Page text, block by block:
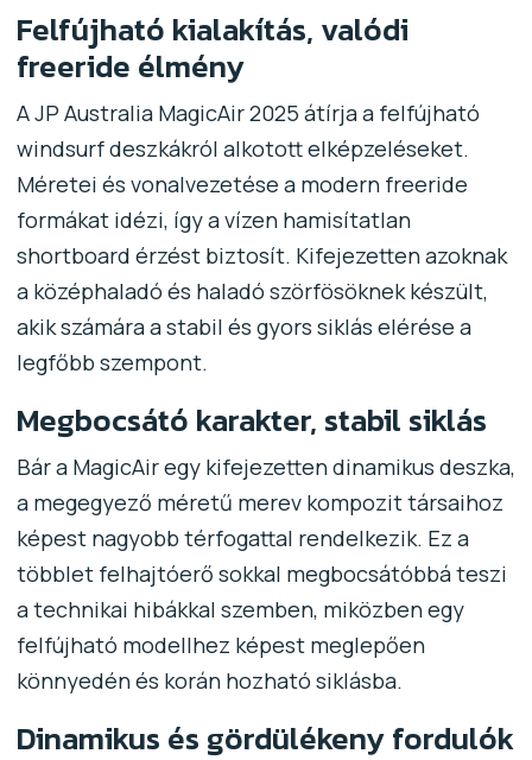
Felfújható kialakítás, valódi
freeride élmény
A JP Australia MagicAir 2025 átírja a felfújható
windsurf deszkákról alkotott elképzeléseket.
Méretei és vonalvezetése a modern freeride
formákat idézi, így a vízen hamisítatlan
shortboard érzést biztosít. Kifejezetten azoknak
a középhaladó és haladó szörfösöknek készült,
akik számára a stabil és gyors siklás elérése a
legfőbb szempont.
Megbocsátó karakter, stabil siklás
Bár a MagicAir egy kifejezetten dinamikus deszka,
a megegyező méretű merev kompozit társaihoz
képest nagyobb térfogattal rendelkezik. Ez a
többlet felhajtóerő sokkal megbocsátóbbá teszi
a technikai hibákkal szemben, miközben egy
felfújható modellhez képest meglepően
könnyedén és korán hozható siklásba.
Dinamikus és gördülékeny fordulók